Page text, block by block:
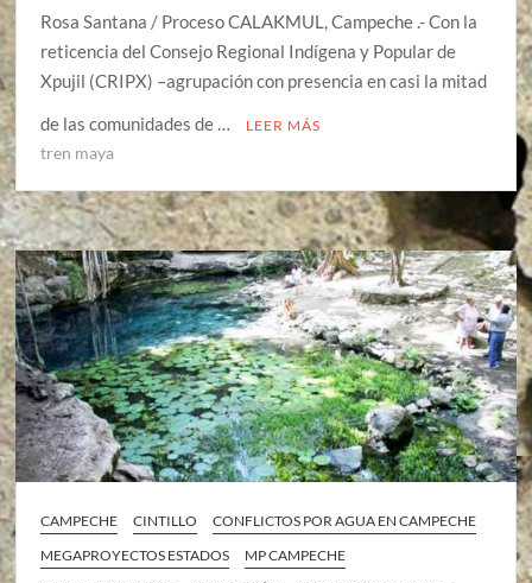
Rosa Santana / Proceso CALAKMUL, Campeche .- Con la
reticencia del Consejo Regional Indígena y Popular de
Xpujil (CRIPX) –agrupación con presencia en casi la mitad
de las comunidades de …
LEER MÁS
tren maya
CAMPECHE CINTILLO
CONFLICTOS POR AGUA EN CAMPECHE
MEGAPROYECTOS ESTADOS
MP CAMPECHE